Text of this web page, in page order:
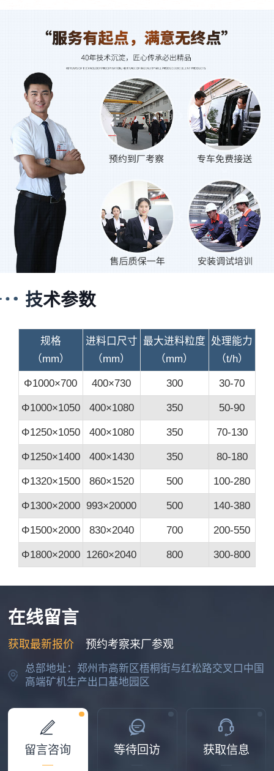
技术参数
规格
（mm）
进料口尺寸
（mm）
最大进料粒度
（mm）
处理能力
（t/h）
Φ1000×700 400×730 300 30-70
Φ1000×1050 400×1080 350 50-90
Φ1250×1050 400×1080 350 70-130
Φ1250×1400 400×1430 350 80-180
Φ1320×1500 860×1520 500 100-280
Φ1300×2000 993×20000 500 140-380
Φ1500×2000 830×2040 700 200-550
Φ1800×2000 1260×2040 800 300-800
在线留言
获取最新报价 预约考察来厂参观
总部地址：郑州市高新区梧桐街与红松路交叉口中国
高端矿机生产出口基地园区
留言咨询 等待回访 获取信息
可以发下移动式破碎机设备有多少种型号，报价多少吗
2026-07-08 19:39:11
田先生
2026-07-14 10:57:33
张老板
流动式，日产200立方
2026-07-16 05:54:02
袁先生
日产3千吨到5千吨的建筑垃圾移动破碎生产线多少钱？
2026-07-17 12:19:16
李先生
你们厂在哪里，想买一台洗砂机
赵先生
咨询一下大型石子粉碎机的价格
我要处理废建筑垃圾
2026-07-23 15:52:21
建条300吨破碎生产线需要多少费用
2026-07-23 22:12:30
李先生